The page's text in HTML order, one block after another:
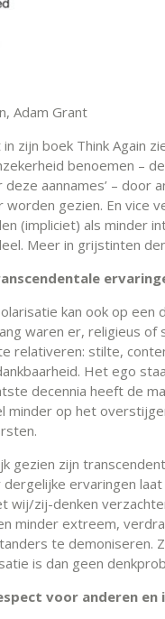
Adam Grant
zijn boek Think Again
benoemen –
deze aannames’ –
gezien. En vice
(impliciet) als minder
Meer in grijstinten
kan ook op een
waren er, religieus of
relativeren: stilte,
Het ego
decennia heeft de
minder op het
gezien zijn
dergelijke ervaringen
wij/zij-denken
minder extreem,
te demoniseren.
is dan geen
voor anderen